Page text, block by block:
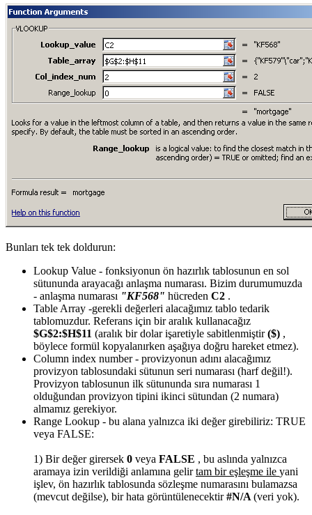
Bunları tek tek doldurun:
Lookup Value - fonksiyonun ön hazırlık tablosunun en sol
sütununda arayacağı anlaşma numarası. Bizim durumumuzda
- anlaşma numarası "KF568" hücreden C2 .
Table Array -gerekli değerleri alacağımız tablo tedarik
tablomuzdur. Referans için bir aralık kullanacağız
$G$2:$H$11 (aralık bir dolar işaretiyle sabitlenmiştir($) ,
böylece formül kopyalanırken aşağıya doğru hareket etmez).
Column index number- provizyonun adını alacağımız
provizyon tablosundaki sütunun seri numarası (harf değil!).
Provizyon tablosunun ilk sütununda sıra numarası 1
olduğundan provizyon tipini ikinci sütundan (2 numara)
almamız gerekiyor.
Range Lookup - bu alana yalnızca iki değer girebiliriz: TRUE
veya FALSE:
1) Bir değer girersek 0 veya FALSE , bu aslında yalnızca
aramaya izin verildiği anlamına gelirtam bir eşleşme ile yani
işlev, ön hazırlık tablosunda sözleşme numarasını bulamazsa
(mevcut değilse), bir hata görüntülenecektir#N/A (veri yok).